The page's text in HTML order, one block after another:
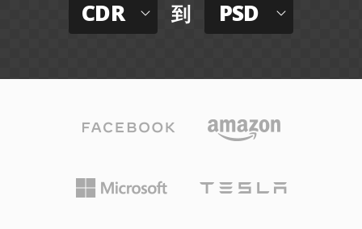
CDR 到 PSD